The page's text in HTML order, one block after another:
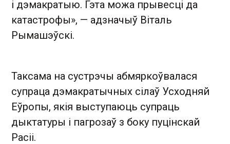
і дэмакратыю. Гэта можа прывесці да
катастрофы», — адзначыў Віталь
Рымашэўскі.
Таксама на сустрэчы абмяркоўвалася
супраца дэмакратычных сілаў Усходняй
Еўропы, якія выступаюць супраць
дыктатуры і пагрозаў з боку пуцінскай
Расіі.